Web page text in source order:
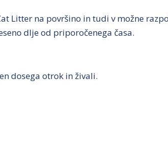
Litter na površino in tudi v možne
dlje od priporočenega časa.
dosega otrok in živali.